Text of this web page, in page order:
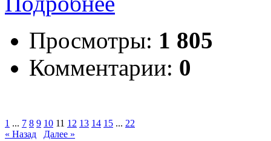
Просмотры: 1 805
Комментарии: 0
1 ... 7 8 9 10 11 12 13 14 15 ... 22
« Назад
Далее »